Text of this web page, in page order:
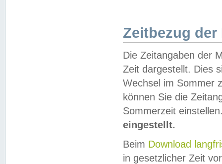
Zeitbezug der
Die Zeitangaben der
Zeit dargestellt. Dies
Wechsel im Sommer
können Sie die
Sommerzeit
eingestellt.
Beim Download
in gesetzlicher Zeit